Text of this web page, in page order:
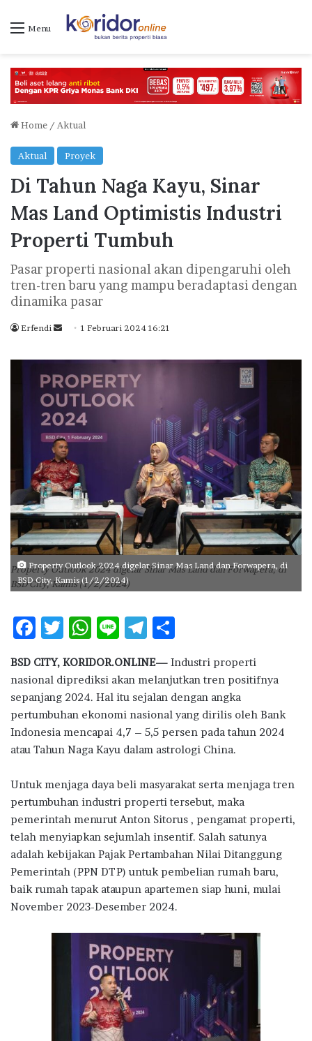
Menu
Home / Aktual
Aktual Proyek
Di Tahun Naga Kayu, Sinar
Mas Land Optimistis Industri
Properti Tumbuh
Pasar properti nasional akan dipengaruhi oleh
tren-tren baru yang mampu beradaptasi dengan
dinamika pasar
Erfendi
n
d
a
n
e
m
a
i
l
1 Februari 2024 16:21
Property Outlook 2024 digelar Sinar Mas Land dan Forwapera, di
BSD City, Kamis (1/2/2024)
Property Outlook 2024 digelar Sinar Mas Land dan Forwapera, di
BSD City, Kamis (1/2/2024)
F
e
b
o
o
k
T
it
te
r
W
at
s
A
p
p
Li
e
T
e
g
ra
m
ar
e
BSD CITY, KORIDOR.ONLINE— Industri properti
nasional diprediksi akan melanjutkan tren positifnya
sepanjang 2024. Hal itu sejalan dengan angka
pertumbuhan ekonomi nasional yang dirilis oleh Bank
Indonesia mencapai 4,7 – 5,5 persen pada tahun 2024
atau Tahun Naga Kayu dalam astrologi China.
Untuk menjaga daya beli masyarakat serta menjaga tren
pertumbuhan industri properti tersebut, maka
pemerintah menurut Anton Sitorus , pengamat properti,
telah menyiapkan sejumlah insentif. Salah satunya
adalah kebijakan Pajak Pertambahan Nilai Ditanggung
Pemerintah (PPN DTP) untuk pembelian rumah baru,
baik rumah tapak ataupun apartemen siap huni, mulai
November 2023-Desember 2024.